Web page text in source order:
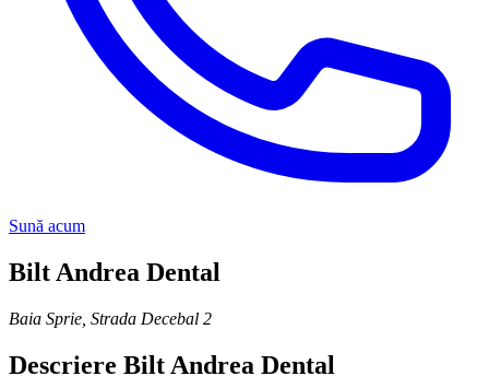
Sună acum
Bilt Andrea Dental
Baia Sprie Strada Decebal 2
Descriere Bilt Andrea Dental